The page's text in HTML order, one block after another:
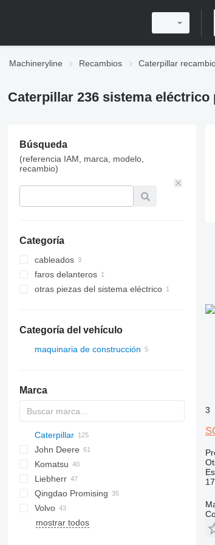
Machineryline Recambios Caterpillar
Caterpillar 236 sistema
Búsqueda
(referencia IAM, marca, modelo,
recambio)
Categoría
cableados
faros delanteros
otras piezas del sistema eléctrico
Categoría del vehículo
maquinaria de construcción
Marca
AS
AZ
AR
453
463
553
751
753
763
773
320
420
440
445
450
570
821
Caterpillar
216
216B
226
226B
232
232B
236
236D
242
246
SD
W-series
AL
44D
E-series
LX
ZW
HL-series
427
531
535
541
John Deere
310 J
524
544 J
724
824
Komatsu
WA
WB
R-series
Liebherr
L-series
LH
LR
P-series
L-series
Qingdao Promising
TL
Volvo
A-series
WG
ZL
C-series
ZL
mostrar todos
3